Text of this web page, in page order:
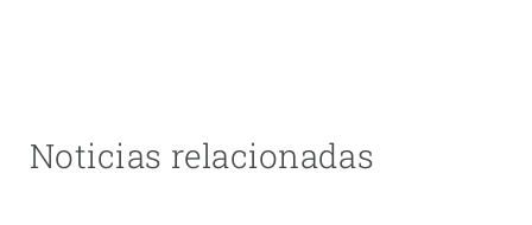
Noticias relacionadas